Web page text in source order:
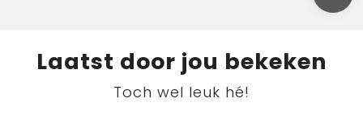
Laatst door jou bekeken
Toch wel leuk hé!